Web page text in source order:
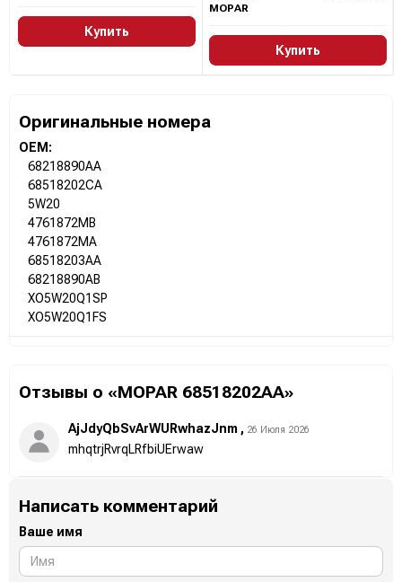
Купить
MOPAR
Купить
Оригинальные номера
OEM:
68218890AA
68518202CA
5W20
4761872MB
4761872MA
68518203AA
68218890AB
XO5W20Q1SP
XO5W20Q1FS
Отзывы о «MOPAR 68518202AA»
AjJdyQbSvArWURwhazJnm , 26 Июля 2026
mhqtrjRvrqLRfbiUErwaw
Написать комментарий
Ваше имя